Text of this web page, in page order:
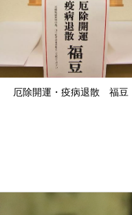
厄除開運・疫病退散 福豆